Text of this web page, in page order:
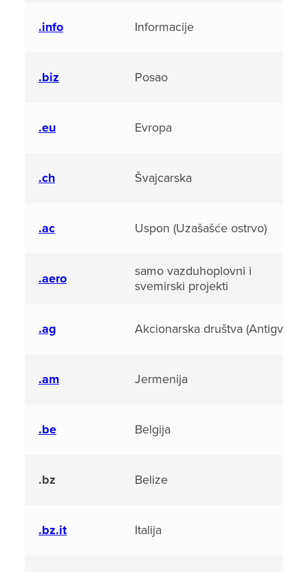
.info Informacije
.biz Posao
.eu Evropa
.ch Švajcarska
.ac Uspon (Uzašašće ostrvo)
.aero
samo vazduhoplovni i
svemirski projekti
.ag Akcionarska društva (Antigva)
.am Jermenija
.be Belgija
.bz Belize
.bz.it Italija